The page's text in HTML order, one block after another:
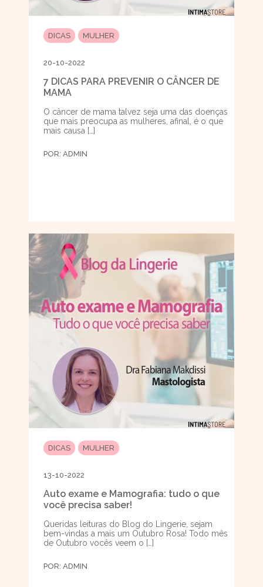
DICAS MULHER
20-10-2022
7 DICAS PARA PREVENIR O CÂNCER DE
MAMA
O câncer de mama talvez seja uma das doenças
que mais preocupa as mulheres, afinal, é o que
mais causa […]
POR: ADMIN
DICAS MULHER
13-10-2022
Auto exame e Mamografia: tudo o que
você precisa saber!
Queridas leituras do Blog do Lingerie, sejam
bem-vindas a mais um Outubro Rosa! Todo mês
de Outubro vocês veem o […]
POR: ADMIN